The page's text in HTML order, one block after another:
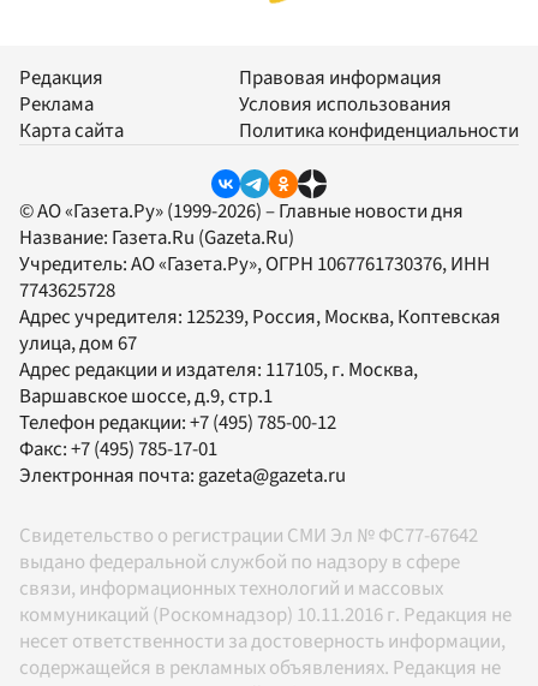
Редакция
Реклама
Карта сайта
Правовая информация
Условия использования
Политика конфиденциальности
© АО «Газета.Ру» (1999-2026) – Главные новости дня
Название: Газета.Ru (Gazeta.Ru)
Учредитель:АО «Газета.Ру», ОГРН 1067761730376, ИНН
7743625728
Адрес учредителя: 125239, Россия, Москва, Коптевская
улица, дом 67
Адрес редакции и издателя: 117105, г. Москва,
Варшавское шоссе, д.9, стр.1
Телефон редакции:+7 (495) 785-00-12
Факс:+7 (495) 785-17-01
Электронная почта: gazeta@gazeta.ru
Свидетельство о регистрации СМИ Эл № ФС77-67642
выдано федеральной службой по надзору в сфере
связи, информационных технологий и массовых
коммуникаций (Роскомнадзор) 10.11.2016 г. Редакция не
несет ответственности за достоверность информации,
содержащейся в рекламных объявлениях. Редакция не